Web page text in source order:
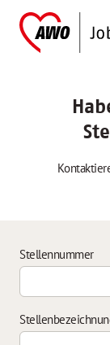
Stellennummer